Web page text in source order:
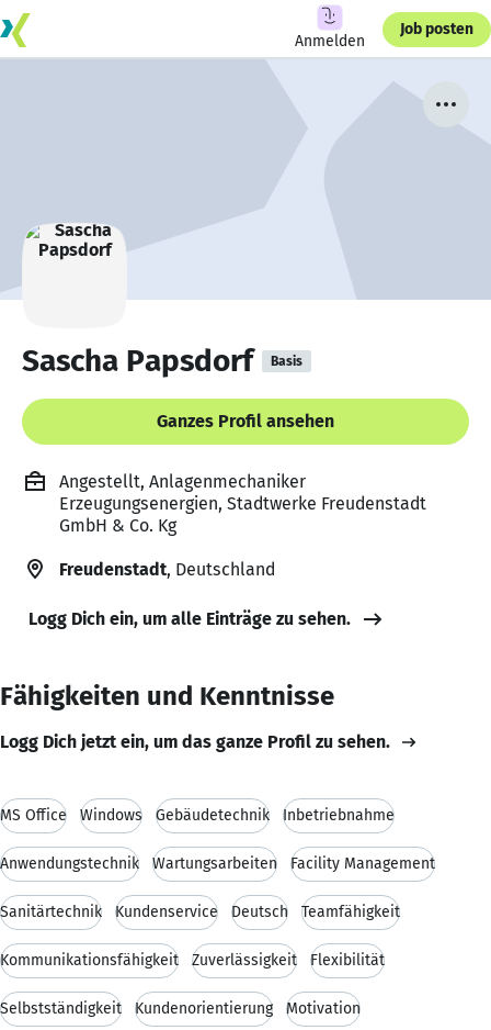
Anmelden
Job posten
Sascha Papsdorf Basis
Ganzes Profil ansehen
Angestellt, Anlagenmechaniker
Erzeugungsenergien, Stadtwerke Freudenstadt
GmbH & Co. Kg
Freudenstadt, Deutschland
Logg Dich ein, um alle Einträge zu sehen.
Fähigkeiten und Kenntnisse
Logg Dich jetzt ein, um das ganze Profil zu sehen.
MS Office Windows Gebäudetechnik Inbetriebnahme
Anwendungstechnik Wartungsarbeiten Facility Management
Sanitärtechnik Kundenservice Deutsch Teamfähigkeit
Kommunikationsfähigkeit Zuverlässigkeit Flexibilität
Selbstständigkeit Kundenorientierung Motivation